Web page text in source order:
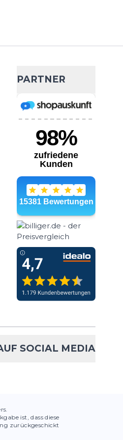
PARTNER
SOCIAL MEDIA
ist, dass diese
zurückgeschickt